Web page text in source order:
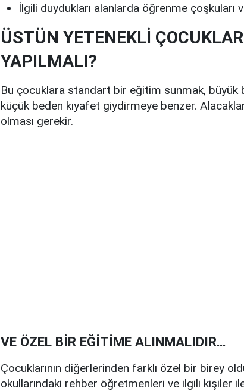
İlgili duydukları alanlarda öğrenme çoşkuları
ÜSTÜN YETENEKLİ
YAPILMALI?
Bu çocuklara standart bir eğitim sunmak, büyük
küçük beden kıyafet giydirmeye benzer.
olması gerekir.
VE ÖZEL BİR EĞİTİME ALINMALIDIR…
Çocuklarının diğerlerinden farklı özel bir birey
okullarındaki rehber öğretmenleri ve ilgili kişiler